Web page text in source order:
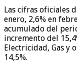
Las cifras oficiales
enero, 2,6% en
acumulado del
incremento del
Electricidad, Gas y
14,5%.